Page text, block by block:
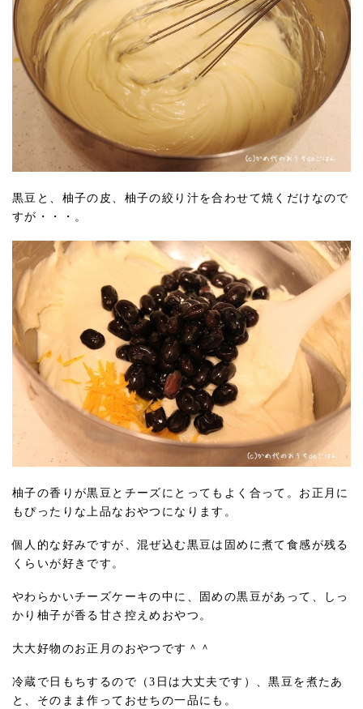
黒豆と、柚子の皮、柚子の絞り汁を合わせて焼くだけなので
すが・・・。
柚子の香りが黒豆とチーズにとってもよく合って。お正月に
もぴったりな上品なおやつになります。
個人的な好みですが、混ぜ込む黒豆は固めに煮て食感が残る
くらいが好きです。
やわらかいチーズケーキの中に、固めの黒豆があって、しっ
かり柚子が香る甘さ控えめおやつ。
大大好物のお正月のおやつです＾＾
冷蔵で日もちするので（3日は大丈夫です）、黒豆を煮たあ
と、そのまま作っておせちの一品にも。